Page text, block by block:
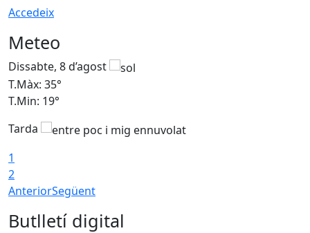
Accedeix
Meteo
Dissabte, 8 d’agost
T.Màx: 35°
T.Min: 19°
Tarda
1
2
AnteriorSegüent
Butlletí digital